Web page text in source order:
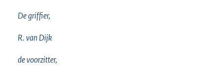
De griffier,
R. van Dijk
de voorzitter,